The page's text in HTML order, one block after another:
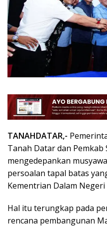
TANAHDATAR,-
Tanah Datar dan Pemkab
mengedepankan
persoalan tapal batas
Kementrian Dalam Negeri
Hal itu terungkap pada
rencana pembangunan